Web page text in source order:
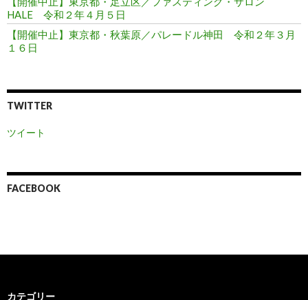
HALE 令和２年４月５日
【開催中止】東京都・秋葉原／パレードル神田 令和２年３月
１６日
TWITTER
ツイート
FACEBOOK
カテゴリー